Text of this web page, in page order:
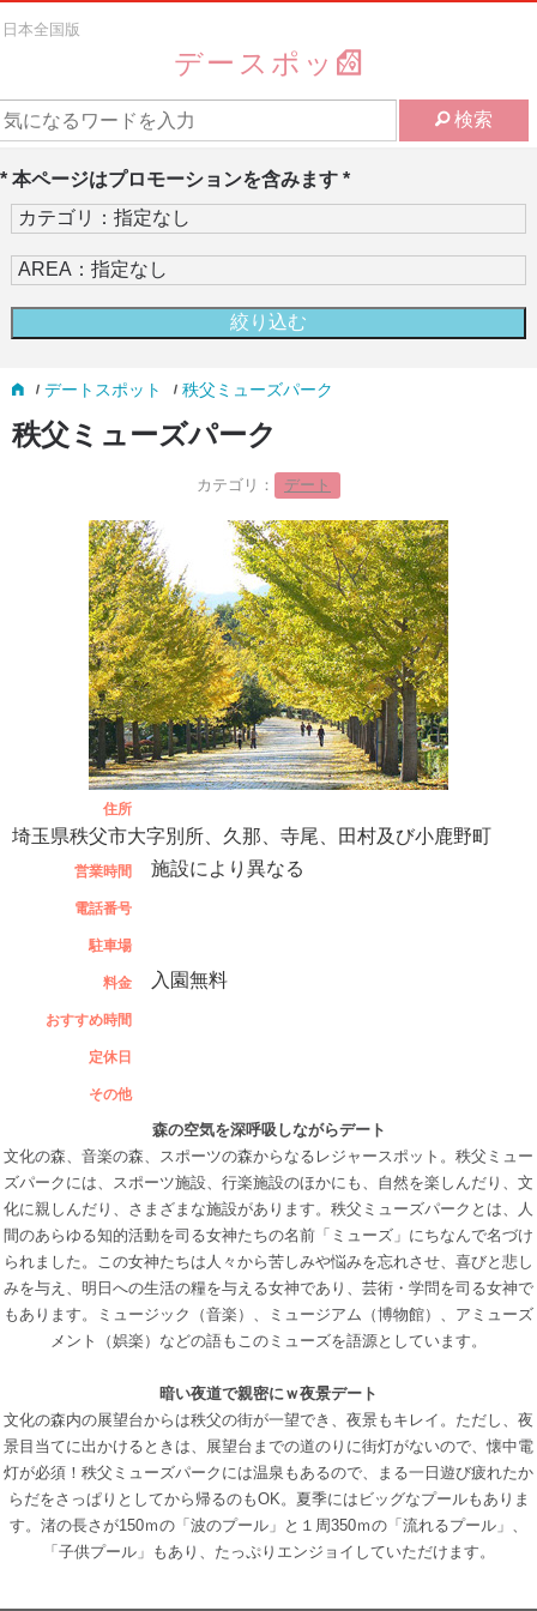
日本全国版
デースポッ
検索
* 本ページはプロモーションを含みます *
デートスポット 秩父ミューズパーク
秩父ミューズパーク
カテゴリ： デート
住所
埼玉県秩父市大字別所、久那、寺尾、田村及び小鹿野町
営業時間 施設により異なる
電話番号
駐車場
料金 入園無料
おすすめ時間
定休日
その他
森の空気を深呼吸しながらデート
文化の森、音楽の森、スポーツの森からなるレジャースポット。秩父ミュー
ズパークには、スポーツ施設、行楽施設のほかにも、自然を楽しんだり、文
化に親しんだり、さまざまな施設があります。秩父ミューズパークとは、人
間のあらゆる知的活動を司る女神たちの名前「ミューズ」にちなんで名づけ
られました。この女神たちは人々から苦しみや悩みを忘れさせ、喜びと悲し
みを与え、明日への生活の糧を与える女神であり、芸術・学問を司る女神で
もあります。ミュージック（音楽）、ミュージアム（博物館）、アミューズ
メント（娯楽）などの語もこのミューズを語源としています。
暗い夜道で親密にｗ夜景デート
文化の森内の展望台からは秩父の街が一望でき、夜景もキレイ。ただし、夜
景目当てに出かけるときは、展望台までの道のりに街灯がないので、懐中電
灯が必須！秩父ミューズパークには温泉もあるので、まる一日遊び疲れたか
らだをさっぱりとしてから帰るのもOK。夏季にはビッグなプールもありま
す。渚の長さが150ｍの「波のプール」と１周350ｍの「流れるプール」、
「子供プール」もあり、たっぷりエンジョイしていただけます。